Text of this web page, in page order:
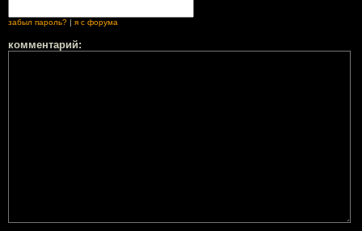
забыл пароль? | я с форума
комментарий: